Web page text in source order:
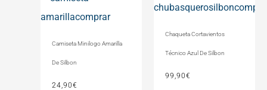
Camiseta Minilogo Amarilla
De Silbon
24,90€
Chaqueta Cortavientos
Técnico Azul De Silbon
99,90€